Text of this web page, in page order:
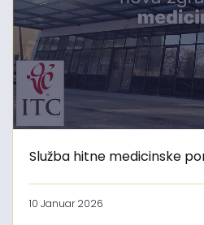
Služba hitne medicinske
10 Januar 2026